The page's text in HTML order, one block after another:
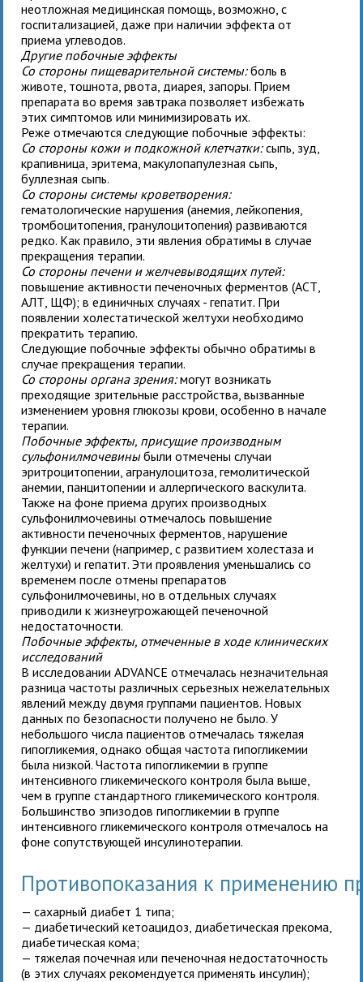
неотложная медицинская помощь, возможно, с
госпитализацией, даже при наличии эффекта от
приема углеводов.
Другие побочные эффекты
Со стороны пищеварительной системы:боль в
животе, тошнота, рвота, диарея, запоры. Прием
препарата во время завтрака позволяет избежать
этих симптомов или минимизировать их.
Реже отмечаются следующие побочные эффекты:
Со стороны кожи и подкожной клетчатки:сыпь, зуд,
крапивница, эритема, макулопапулезная сыпь,
буллезная сыпь.
Со стороны системы кроветворения:
гематологические нарушения (анемия, лейкопения,
тромбоцитопения, гранулоцитопения) развиваются
редко. Как правило, эти явления обратимы в случае
прекращения терапии.
Со стороны печени и желчевыводящих путей:
повышение активности печеночных ферментов (АСТ,
АЛТ, ЩФ); в единичных случаях - гепатит. При
появлении холестатической желтухи необходимо
прекратить терапию.
Следующие побочные эффекты обычно обратимы в
случае прекращения терапии.
Со стороны органа зрения:могут возникать
преходящие зрительные расстройства, вызванные
изменением уровня глюкозы крови, особенно в начале
терапии.
Побочные эффекты, присущие производным
сульфонилмочевиныбыли отмечены случаи
эритроцитопении, агранулоцитоза, гемолитической
анемии, панцитопении и аллергического васкулита.
Также на фоне приема других производных
сульфонилмочевины отмечалось повышение
активности печеночных ферментов, нарушение
функции печени (например, с развитием холестаза и
желтухи) и гепатит. Эти проявления уменьшались со
временем после отмены препаратов
сульфонилмочевины, но в отдельных случаях
приводили к жизнеугрожающей печеночной
недостаточности.
Побочные эффекты, отмеченные в ходе клинических
исследований
В исследовании ADVANCE отмечалась незначительная
разница частоты различных серьезных нежелательных
явлений между двумя группами пациентов. Новых
данных по безопасности получено не было. У
небольшого числа пациентов отмечалась тяжелая
гипогликемия, однако общая частота гипогликемии
была низкой. Частота гипогликемии в группе
интенсивного гликемического контроля была выше,
чем в группе стандартного гликемического контроля.
Большинство эпизодов гипогликемии в группе
интенсивного гликемического контроля отмечалось на
фоне сопутствующей инсулинотерапии.
Противопоказания к применению
— сахарный диабет 1 типа;
— диабетический кетоацидоз, диабетическая прекома,
диабетическая кома;
— тяжелая почечная или печеночная недостаточность
(в этих случаях рекомендуется применять инсулин);